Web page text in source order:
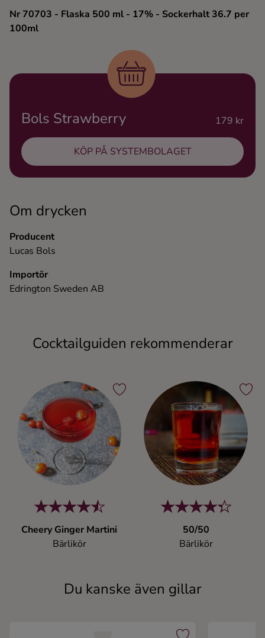
Vodka
Nr 70703 - Flaska 500 ml - 17% - Sockerhalt 36.7 per
100ml
Om drycken
Producent
Lucas Bols
Importör
Edrington Sweden AB
Bols Strawberry 179 kr
KÖP PÅ SYSTEMBOLAGET
Cocktailguiden rekommenderar
Cheery Ginger Martini
Bärlikör
50/50
Bärlikör
Du kanske även gillar